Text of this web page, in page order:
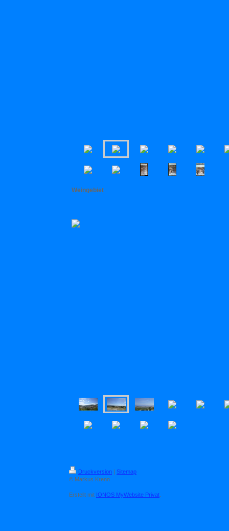
Weingebiet
Druckversion | Sitemap
© Markus Krenn
Erstellt mit IONOS MyWebsite Privat